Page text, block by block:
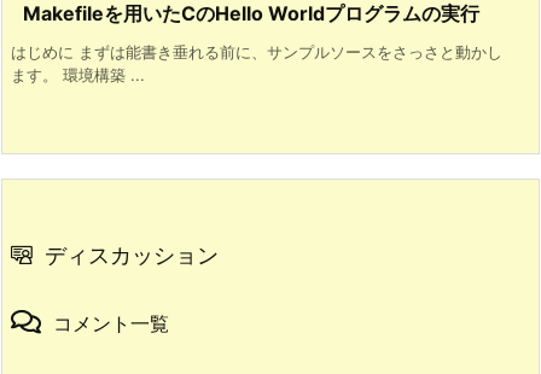
Makefileを用いたCのHello Worldプログラムの実行
はじめに まずは能書き垂れる前に、サンプルソースをさっさと動かし
ます。 環境構築 ...
ディスカッション
コメント一覧